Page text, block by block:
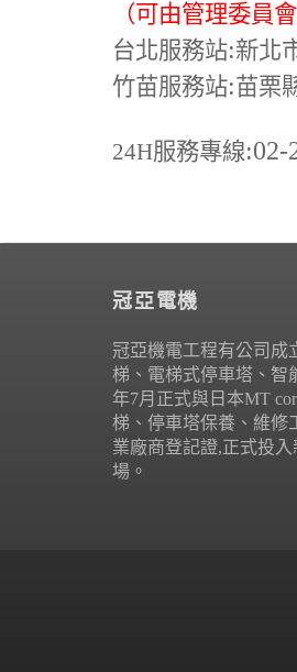
（可由管理委員
台北服務站:新北
竹苗服務站:苗栗
24H服務專線:02-
冠亞電機
冠亞機電工程有公司成
梯、電梯式停車塔、智
年7月正式與日本MT
梯、停車塔保養、維修
業廠商登記證,正式投
場。